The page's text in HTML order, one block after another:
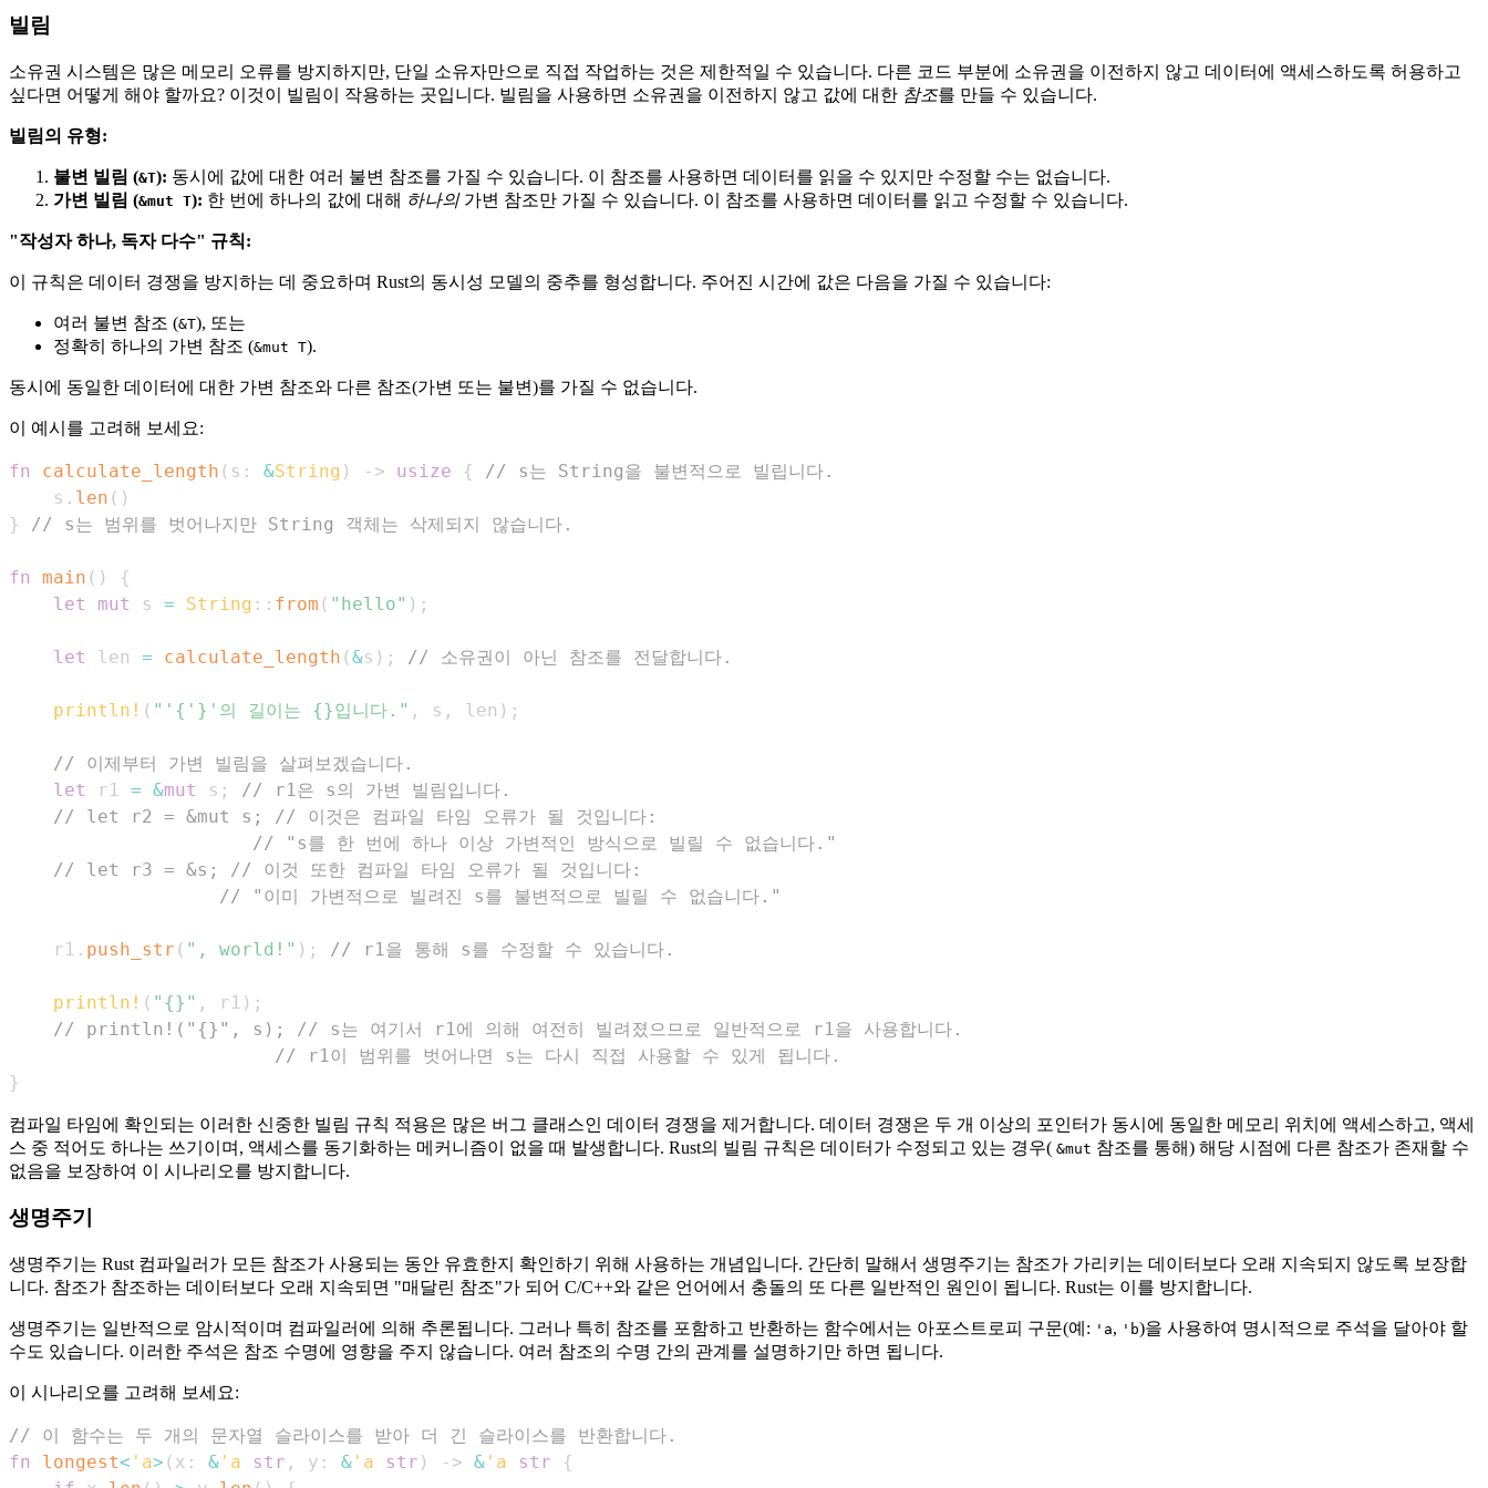
빌림
소유권 시스템은 많은 메모리 오류를 방지하지만, 단일 소유자만으로 직접 작업하는 것은 제한적일 수 있습니다. 다른 코드 부분에 소유권을 이전하지 않고 데이터에 액세스하도록 허용하고
싶다면 어떻게 해야 할까요? 이것이 빌림이 작용하는 곳입니다. 빌림을 사용하면 소유권을 이전하지 않고 값에 대한 참조를 만들 수 있습니다.
빌림의 유형:
불변 빌림 (&T): 동시에 값에 대한 여러 불변 참조를 가질 수 있습니다. 이 참조를 사용하면 데이터를 읽을 수 있지만 수정할 수는 없습니다.
가변 빌림 (&mut T): 한 번에 하나의 값에 대해 하나의가변 참조만 가질 수 있습니다. 이 참조를 사용하면 데이터를 읽고 수정할 수 있습니다.
"작성자 하나, 독자 다수" 규칙:
이 규칙은 데이터 경쟁을 방지하는 데 중요하며 Rust의 동시성 모델의 중추를 형성합니다. 주어진 시간에 값은 다음을 가질 수 있습니다:
여러 불변 참조 (&T), 또는
정확히 하나의 가변 참조 (&mut T).
동시에 동일한 데이터에 대한 가변 참조와 다른 참조(가변 또는 불변)를 가질 수 없습니다.
이 예시를 고려해 보세요:
fn calculate_length ( s : &String ) -> usize {
// s는 String을 불변적으로 빌립니다.
    s
. len ( )
}
// s는 범위를 벗어나지만 String 객체는 삭제되지 않습니다.
fn main ( )
{
let
mut s = String :: from ( "hello" ) ;
let len = calculate_length (&s ) ; // 소유권이 아닌 참조를 전달합니다.
println! ( "'{'}'의 길이는 {}입니다." , s , len ) ;
// 이제부터 가변 빌림을 살펴보겠습니다.
let
r1 = &mut s ;
// r1은 s의 가변 빌림입니다.
// let r2 = &mut s; // 이것은 컴파일 타임 오류가 될 것입니다:
// "s를 한 번에 하나 이상 가변적인 방식으로 빌릴 수 없습니다."
// let r3 = &s; // 이것 또한 컴파일 타임 오류가 될 것입니다:
// "이미 가변적으로 빌려진 s를 불변적으로 빌릴 수 없습니다."
    r1
. push_str ( ", world!" ) ; // r1을 통해 s를 수정할 수 있습니다.
println! ( "{}" , r1 ) ;
// println!("{}", s); // s는 여기서 r1에 의해 여전히 빌려졌으므로 일반적으로 r1을 사용합니다.
// r1이 범위를 벗어나면 s는 다시 직접 사용할 수 있게 됩니다.
}
컴파일 타임에 확인되는 이러한 신중한 빌림 규칙 적용은 많은 버그 클래스인 데이터 경쟁을 제거합니다. 데이터 경쟁은 두 개 이상의 포인터가 동시에 동일한 메모리 위치에 액세스하고, 액세
스 중 적어도 하나는 쓰기이며, 액세스를 동기화하는 메커니즘이 없을 때 발생합니다. Rust의 빌림 규칙은 데이터가 수정되고 있는 경우( &mut 참조를 통해) 해당 시점에 다른 참조가 존재할 수
없음을 보장하여 이 시나리오를 방지합니다.
생명주기
생명주기는 Rust 컴파일러가 모든 참조가 사용되는 동안 유효한지 확인하기 위해 사용하는 개념입니다. 간단히 말해서 생명주기는 참조가 가리키는 데이터보다 오래 지속되지 않도록 보장합
니다. 참조가 참조하는 데이터보다 오래 지속되면 "매달린 참조"가 되어 C/C++와 같은 언어에서 충돌의 또 다른 일반적인 원인이 됩니다. Rust는 이를 방지합니다.
생명주기는 일반적으로 암시적이며 컴파일러에 의해 추론됩니다. 그러나 특히 참조를 포함하고 반환하는 함수에서는 아포스트로피 구문(예: 'a, 'b)을 사용하여 명시적으로 주석을 달아야 할
수도 있습니다. 이러한 주석은 참조 수명에 영향을 주지 않습니다. 여러 참조의 수명 간의 관계를 설명하기만 하면 됩니다.
이 시나리오를 고려해 보세요:
// 이 함수는 두 개의 문자열 슬라이스를 받아 더 긴 슬라이스를 반환합니다.
fn
longest< 'a> ( x : & 'a str , y : & 'a str ) -> & 'a str
{